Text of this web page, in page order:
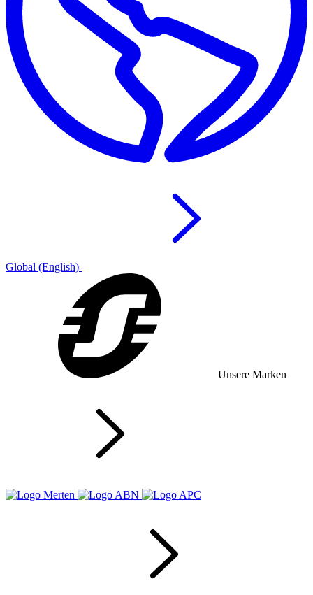
Global (English)
Unsere Marken